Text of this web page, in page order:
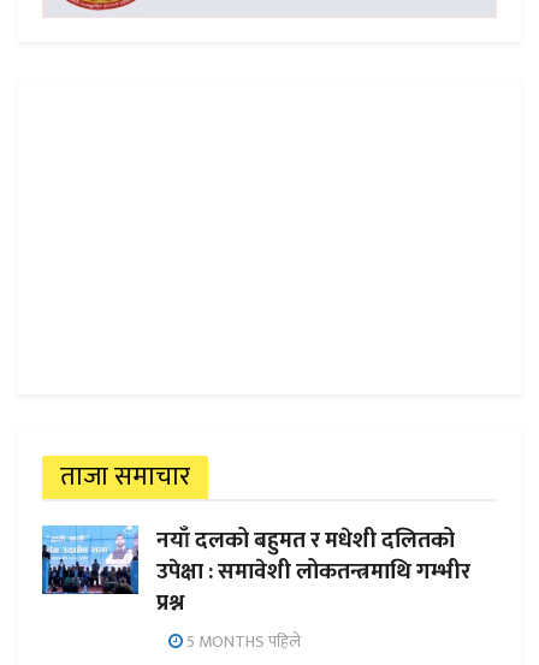
ताजा समाचार
नयाँ दलको बहुमत र मधेशी दलितको
उपेक्षा : समावेशी लोकतन्त्रमाथि गम्भीर
प्रश्न
5 MONTHS पहिले